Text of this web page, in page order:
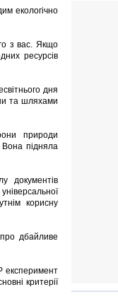
екологічно
з вас. Якщо
ресурсів
дня
та шляхами
природи
Вона підняла
документів
корисну
дбайливе
експеримент
критерії